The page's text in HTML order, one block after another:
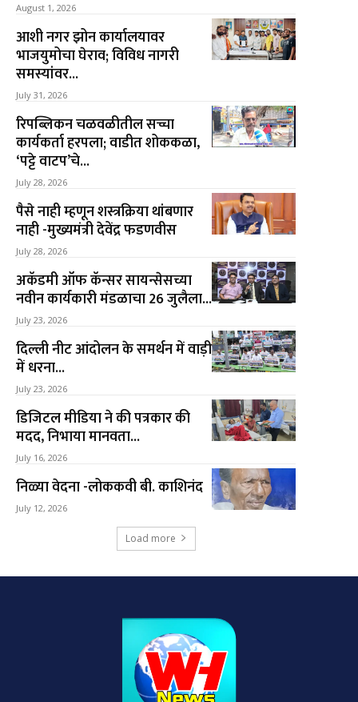
August 1, 2026
आशी नगर झोन कार्यालयावर
भाजयुमोचा घेराव; विविध नागरी
समस्यांवर...
July 31, 2026
रिपब्लिकन चळवळीतील सच्चा
कार्यकर्ता हरपला; वाडीत शोककळा,
‘पट्टे वाटप’चे...
July 28, 2026
पैसे नाही म्हणून शस्त्रक्रिया थांबणार
नाही -मुख्यमंत्री देवेंद्र फडणवीस
July 28, 2026
अकॅडमी ऑफ कॅन्सर सायन्सेसच्या
नवीन कार्यकारी मंडळाचा 26 जुलैला...
July 23, 2026
दिल्ली नीट आंदोलन के समर्थन में वाड़ी
में धरना...
July 23, 2026
डिजिटल मीडिया ने की पत्रकार की
मदद, निभाया मानवता...
July 16, 2026
निळ्या वेदना -लोककवी बी. काशिनंद
July 12, 2026
Load more